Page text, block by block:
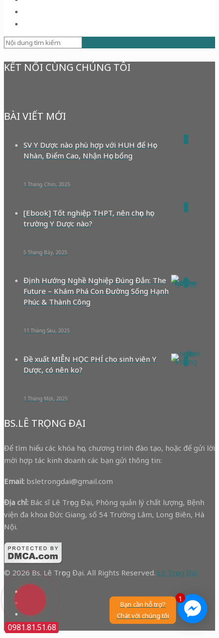
KẾT NỐI CÙNG CHÚNG TÔI
BÀI VIẾT MỚI
SV Y Dược nào phù hợp với HUH để Học
Nhàn, Điểm Cao, Nhận Học bổng
1 Tháng Chín, 2025
[Ebook] Tốt nghiệp THPT, nên chọn học
trường Y Dược nào?
5 Tháng Bảy, 2025
0
Định Hướng Nghề Nghiệp Đúng Đắn: The
Future – Khám Phá Con Đường Sống Hạnh
Phúc & Thành Công
11 Tháng Sáu, 2025
Đề xuất MIỄN HỌC PHÍ cho sinh viên Y
Dược, có nên ko?
1 Tháng Một, 2025
BS.LÊ TRỌNG ĐẠI
Để tìm hiểu các khóa học, chương trình đào tạo, hoặc để gửi lời
mời hợp tác kinh doanh các bạn gửi thông tin:
Email: bsletrongdai@gmail.com
Địa chỉ: Bác sĩ Lê Trọng Đại, Phòng quản lý chất lượng, Bệnh
viện đa khoa Đức Giang, số 54 Trường Lâm, Long Biên, Hà
Nội.
© 2026 Bs. Lê Trọng Đại. All Rights Reserved. Lê Trọng Đại
0981.81.51.68
1
Bạn cần hỗ trợ?
Chát với chúng tôi